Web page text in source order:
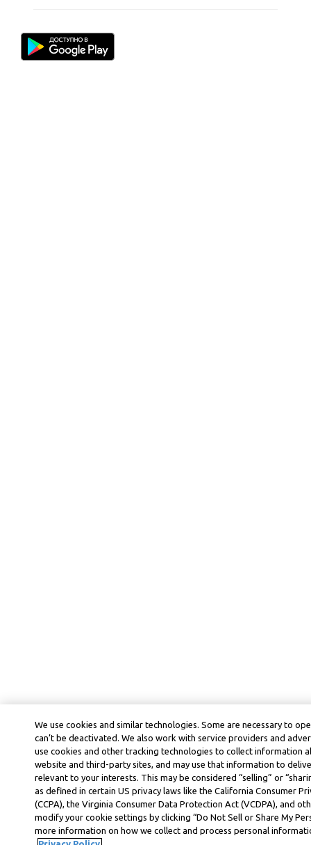
We use cookies and similar technologies. Some are necessary to
can’t be deactivated. We also work with service providers and
use cookies and other tracking technologies to collect information
website and third-party sites, and may use that information to
relevant to your interests. This may be considered “selling” or
as defined in certain US privacy laws like the California Consumer
(CCPA), the Virginia Consumer Data Protection Act (VCDPA), and
modify your cookie settings by clicking “Do Not Sell or Share My
more information on how we collect and process personal